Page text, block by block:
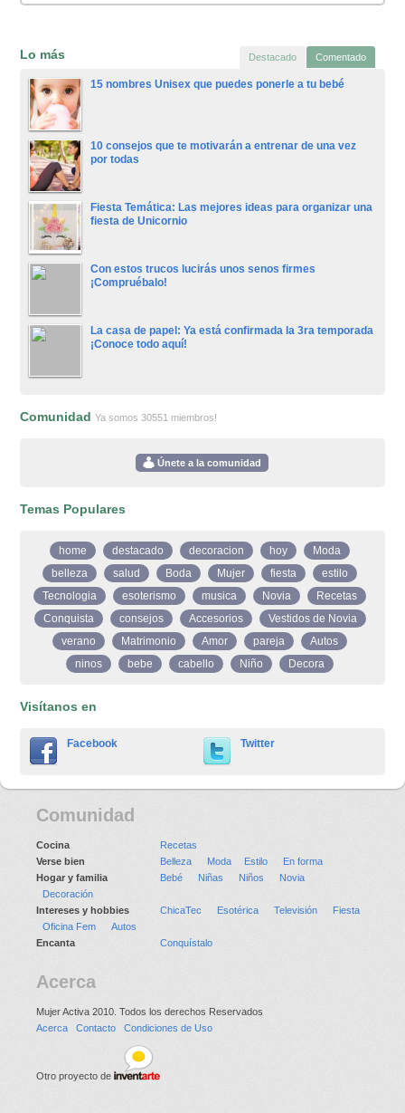
Lo más Destacado Comentado
15 nombres Unisex que puedes ponerle a tu bebé
10 consejos que te motivarán a entrenar de una vez
por todas
Fiesta Temática: Las mejores ideas para organizar una
fiesta de Unicornio
Con estos trucos lucirás unos senos firmes
¡Compruébalo!
La casa de papel: Ya está confirmada la 3ra temporada
¡Conoce todo aquí!
ComunidadYa somos 30551 miembros!
Únete a la comunidad
Temas Populares
home destacado decoracion hoy
Moda
belleza
salud Boda Mujer fiesta
estilo
Tecnologia
esoterismo musica Novia
Recetas
Conquista
consejos Accesorios
Vestidos de Novia
verano
Matrimonio Amor pareja
Autos
ninos
bebe cabello Niño Decora
Visítanos en
Facebook Twitter
Comunidad
Cocina
Recetas
Verse bien
Belleza Moda Estilo
En forma
Hogar y familia
Bebé Niñas Niños
Novia
Decoración
Intereses y hobbies
ChicaTec Esotérica Televisión
Fiesta
Oficina Fem
Autos
Encanta
Conquístalo
Acerca
Mujer Activa 2010. Todos los derechos Reservados
Acerca
Contacto Condiciones de Uso
Otro proyecto de